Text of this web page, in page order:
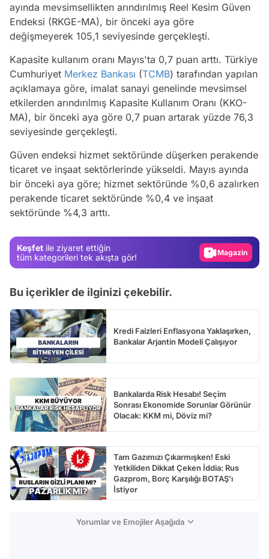
ayında mevsimsellikten arındırılmış Reel Kesim Güven
Endeksi (RKGE-MA), bir önceki aya göre
değişmeyerek 105,1 seviyesinde gerçekleşti.
Kapasite kullanım oranı Mayıs'ta 0,7 puan arttı. Türkiye
Cumhuriyet Merkez Bankası (TCMB) tarafından yapılan
açıklamaya göre, imalat sanayi genelinde mevsimsel
etkilerden arındırılmış Kapasite Kullanım Oranı (KKO-
MA), bir önceki aya göre 0,7 puan artarak yüzde 76,3
seviyesinde gerçekleşti.
Güven endeksi hizmet sektöründe düşerken perakende
ticaret ve inşaat sektörlerinde yükseldi. Mayıs ayında
bir önceki aya göre; hizmet sektöründe %0,6 azalırken
perakende ticaret sektöründe %0,4 ve inşaat
sektöründe %4,3 arttı.
Keşfet ile ziyaret ettiğin
tüm kategorileri tek akışta gör!
Video
Video
Bu içerikler de ilginizi çekebilir.
Kredi Faizleri Enflasyona Yaklaşırken,
Bankalar Arjantin Modeli Çalışıyor
Bankalarda Risk Hesabı! Seçim
Sonrası Ekonomide Sorunlar Görünür
Olacak: KKM mi, Döviz mi?
Tam Gazımızı Çıkarmışken! Eski
Yetkiliden Dikkat Çeken İddia: Rus
Gazprom, Borç Karşılığı BOTAŞ'ı
İstiyor
Yorumlar ve Emojiler Aşağıda